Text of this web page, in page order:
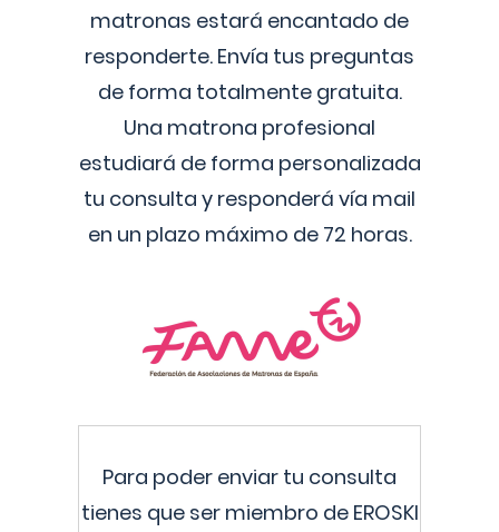
matronas estará encantado de
responderte. Envía tus preguntas
de forma totalmente gratuita.
Una matrona profesional
estudiará de forma personalizada
tu consulta y responderá vía mail
en un plazo máximo de 72 horas.
Para poder enviar tu consulta
tienes que ser miembro de EROSKI